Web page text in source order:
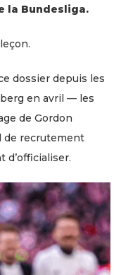
la Bundesliga.
dossier depuis les
en avril — les
de Gordon
de recrutement
d’officialiser.